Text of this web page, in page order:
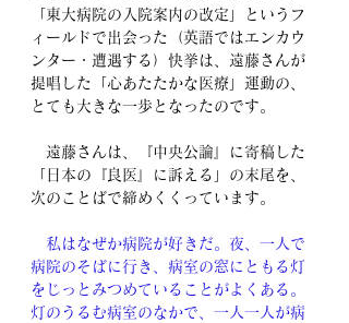
「東大病院の入院案内の改定」というフ
ィールドで出会った（英語ではエンカウ
ンター・遭遇する）快挙は、遠藤さんが
提唱した「心あたたかな医療」運動の、
とても大きな一歩となったのです。
遠藤さんは、『中央公論』に寄稿した
「日本の『良医』に訴える」の末尾を、
次のことばで締めくくっています。
私はなぜか病院が好きだ。夜、一人で
病院のそばに行き、病室の窓にともる灯
をじっとみつめていることがよくある。
灯のうるむ病室のなかで、一人一人が病